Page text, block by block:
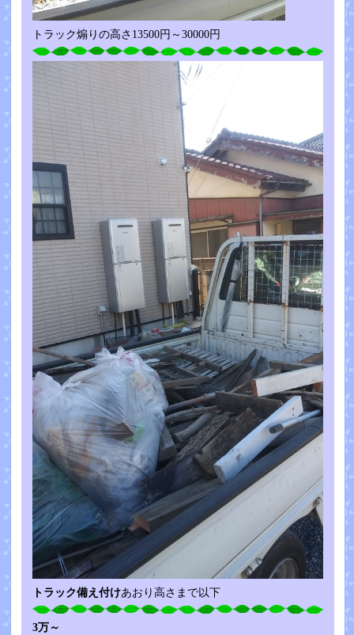
トラック煽りの高さ13500円～30000円
トラック備え付けあおり高さまで以下
3万～